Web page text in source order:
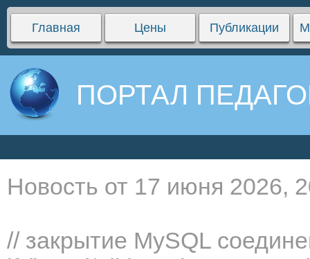
Главная Цены Публикации
ПОРТАЛ
Новость от 17 июня 2026,
// закрытие MySQL